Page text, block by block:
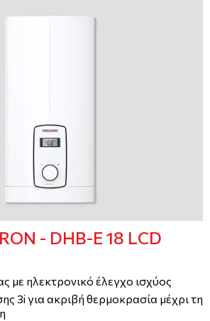
- DHB-E 18 LCD
με ηλεκτρονικό έλεγχο ισχύος
3i για ακριβή θερμοκρασία μέχρι τη